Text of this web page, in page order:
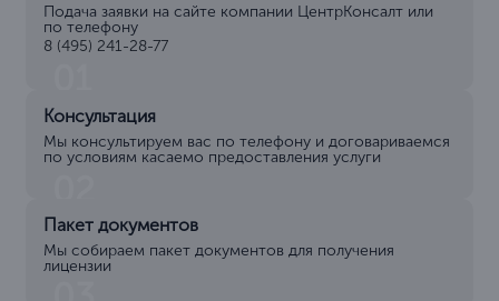
Подача заявки на сайте компании ЦентрКонсалт или
по телефону
8 (495) 241-28-77
Консультация
Мы консультируем вас по телефону и договариваемся
по условиям касаемо предоставления услуги
Пакет документов
Мы собираем пакет документов для получения
лицензии